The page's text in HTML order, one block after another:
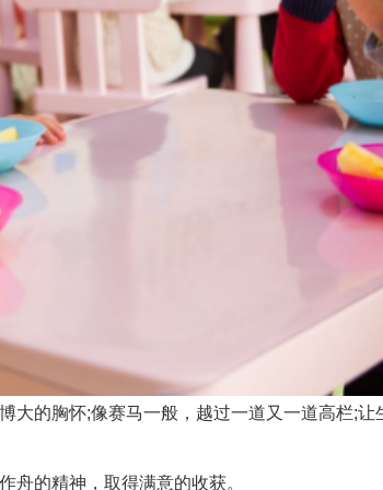
的胸怀;像赛马一般，越过一道又一道高栏;让
的精神，取得满意的收获。